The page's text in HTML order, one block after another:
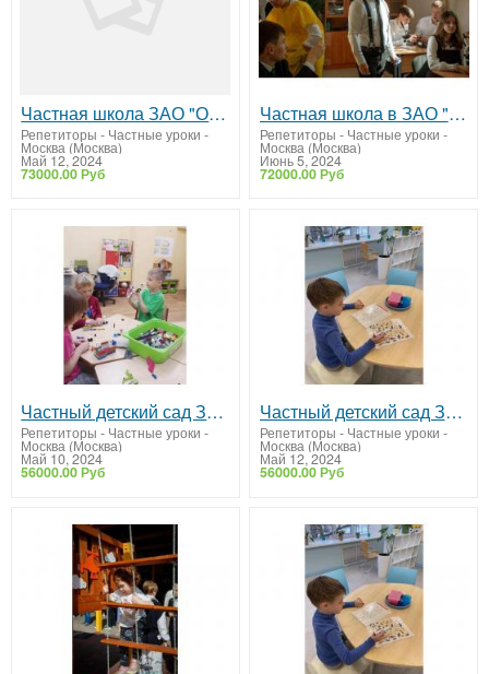
Частная школа ЗАО "Образование Плюс...I"
Репетиторы - Частные уроки -
Москва (Москва)
Май 12, 2024
73000.00 Руб
Частная школа в ЗАО "Образование Плюс I"
Репетиторы - Частные уроки -
Москва (Москва)
Июнь 5, 2024
72000.00 Руб
Частный детский сад ЗАО Москвы "Образование Плюс I"
Репетиторы - Частные уроки -
Москва (Москва)
Май 10, 2024
56000.00 Руб
Частный детский сад ЗАО "ОБРАЗОВАНИЕ ПЛЮС...I"
Репетиторы - Частные уроки -
Москва (Москва)
Май 12, 2024
56000.00 Руб